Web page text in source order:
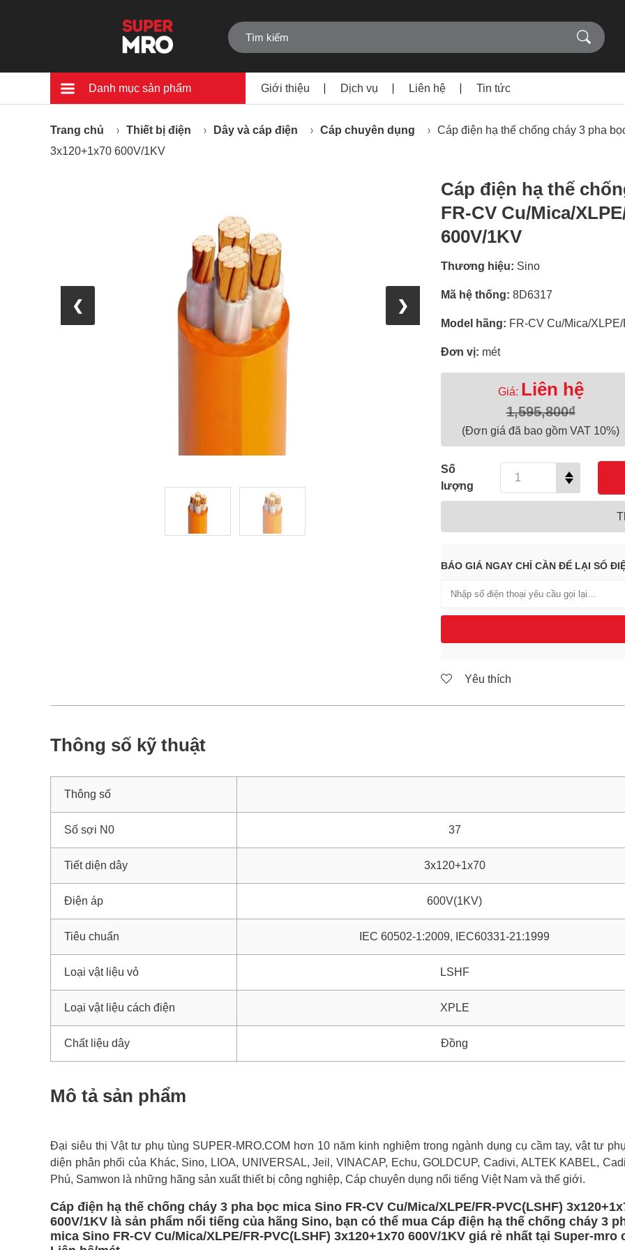
Danh mục sản phẩm Giới thiệu Dịch vụ Liên hệ Tin tức
Trang chủ Thiết bị điện Dây và cáp điện Cáp chuyên dụng
Cáp điện hạ thế chống cháy 3 pha
3x120+1x70 600V/1KV
❮ ❯
Cáp điện hạ thế
FR-CV Cu/Mica/
600V/1KV
Thương hiệu: Sino
Mã hệ thống: 8D6317
Model hãng: FR-CV Cu/Mica/
Đơn vị: mét
Giá: Liên hệ
1,595,800₫
(Đơn giá đã bao gồm VAT 10%)
Số
lượng
BÁO GIÁ NGAY CHỈ CẦN ĐỂ LẠI SỐ
Yêu thích
Thông số kỹ thuật
Thông số
Số sợi N0 37
Tiết diện dây 3x120+1x70
Điện áp 600V(1KV)
Tiêu chuẩn IEC 60502-1:2009, IEC60331-21:1999
Loại vật liệu vỏ LSHF
Loại vật liệu cách điện XPLE
Chất liệu dây Đồng
Mô tả sản phẩm
Đại siêu thị Vật tư phụ tùng SUPER-MRO.COM hơn 10 năm kinh nghiệm trong ngành dụng cụ cầm tay, vật tư
diện phân phối của Khác, Sino, LIOA, UNIVERSAL, Jeil, VINACAP, Echu, GOLDCUP, Cadivi, ALTEK KABEL,
Phú, Samwon là những hãng sản xuất thiết bị công nghiệp, Cáp chuyên dụng nổi tiếng Việt Nam và thế giới.
Cáp điện hạ thế chống cháy 3 pha bọc mica Sino FR-CV Cu/Mica/XLPE/FR-PVC(LSHF)
600V/1KV là sản phẩm nổi tiếng của hãng Sino, bạn có thể mua Cáp điện hạ thế chống cháy 3
mica Sino FR-CV Cu/Mica/XLPE/FR-PVC(LSHF) 3x120+1x70 600V/1KV giá rẻ nhất tại Super-mro